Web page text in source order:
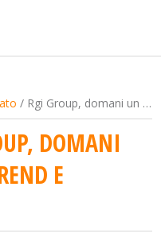
/ Rgi Group, domani un convegno su trend e prodotti
DOMANI
E